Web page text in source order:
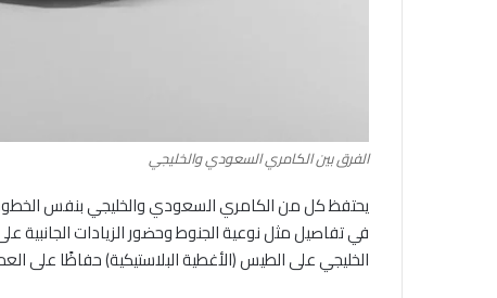
الفرق بين الكامري السعودي والخليجي
يحتفظ كل من الكامري السعودي والخليجي بنفس الخطوط
في تفاصيل مثل نوعية الجنوط وحضور الزيادات
الخليجي على الطيس (الأغطية البلاستيكية) حفاظًا على